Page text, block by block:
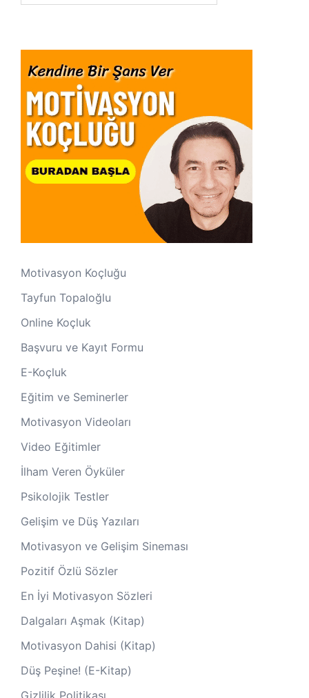
Motivasyon Koçluğu
Tayfun Topaloğlu
Online Koçluk
Başvuru ve Kayıt Formu
E-Koçluk
Eğitim ve Seminerler
Motivasyon Videoları
Video Eğitimler
İlham Veren Öyküler
Psikolojik Testler
Gelişim ve Düş Yazıları
Motivasyon ve Gelişim Sineması
Pozitif Özlü Sözler
En İyi Motivasyon Sözleri
Dalgaları Aşmak (Kitap)
Motivasyon Dahisi (Kitap)
Düş Peşine! (E-Kitap)
Gizlilik Politikası